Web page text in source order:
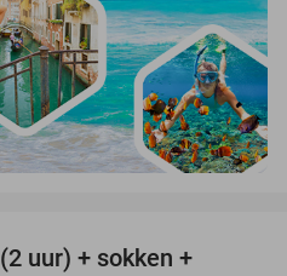
uur) + sokken +